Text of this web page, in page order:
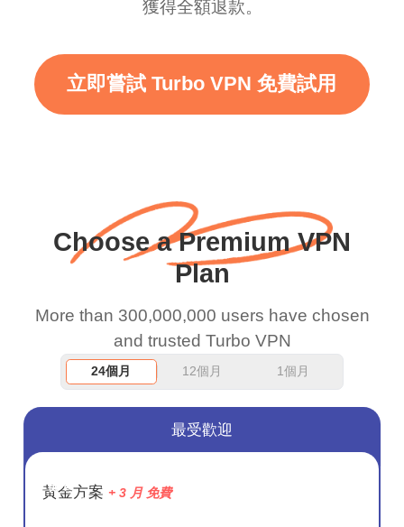
們更大的範圍和更快的
使用這個時，WiFi 已經
很快了，我只想說謝
獲得全額退款。
立即嘗試 Turbo VPN 免費試用
Choose a Premium VPN
Plan
More than 300,000,000 users have chosen
and trusted Turbo VPN
24個月 12個月 1個月
節省
72%
最受歡迎
黃金方案 + 3 月 免費